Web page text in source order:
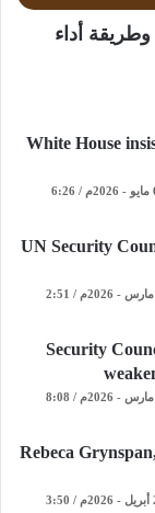
أداء
White House
الأربعاء - 19 ذو القعدة - 1447هـ / 6 مايو - 2026م / 6:26
UN Security
الأربعاء - 22 رمضان - 1447هـ / 11 مارس - 2026م / 2:51
Security
الأربعاء - 29 رمضان - 1447هـ / 18 مارس - 2026م / 8:08
Rebeca
الأربعاء - 5 ذو القعدة - 1447هـ / 22 أبريل - 2026م / 3:50